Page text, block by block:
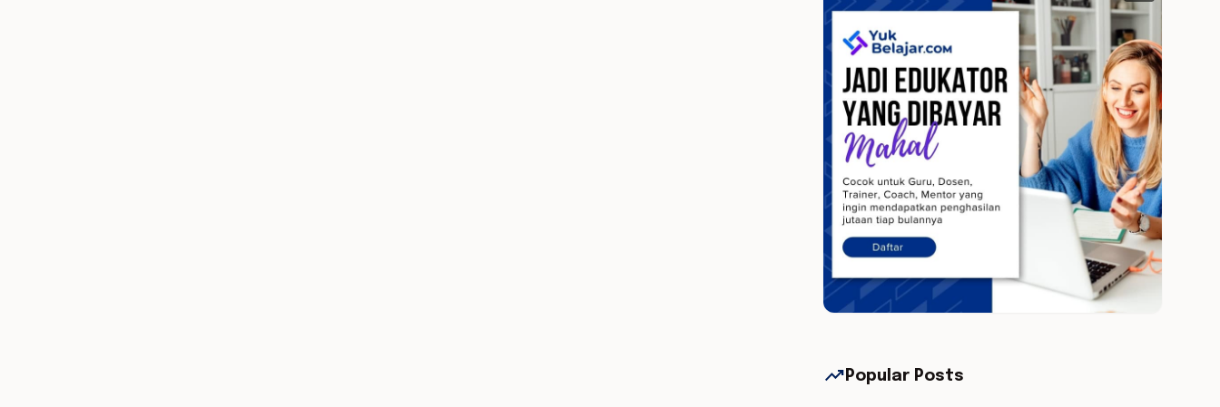
trending_up Popular Posts